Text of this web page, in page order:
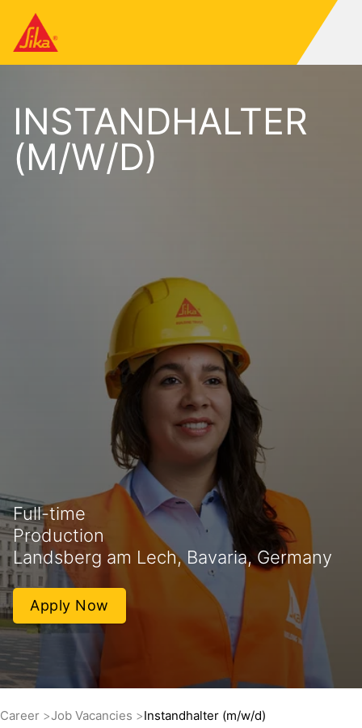
INSTANDHALTER
(M/W/D)
Full-time
Production
Landsberg am Lech, Bavaria, Germany
Apply Now
Career Job Vacancies Instandhalter (m/w/d)